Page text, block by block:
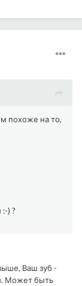
похоже на то,
) ?
Ваш зуб -
Может быть